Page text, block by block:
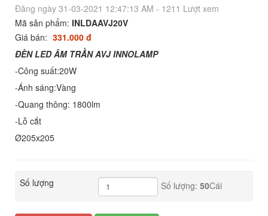
Đăng ngày 31-03-2021 12:47:13 AM - 1211 Lượt xem
Mã sản phẩm: INLDAAVJ20V
Giá bán: 331.000 đ
ĐÈN LED ÂM TRẦN AVJ INNOLAMP
-Công suất:20W
-Ánh sáng:Vàng
-Quang thông: 1800lm
-Lỗ cắt
Ø205x205
Số lượng Số lượng: 50Cái